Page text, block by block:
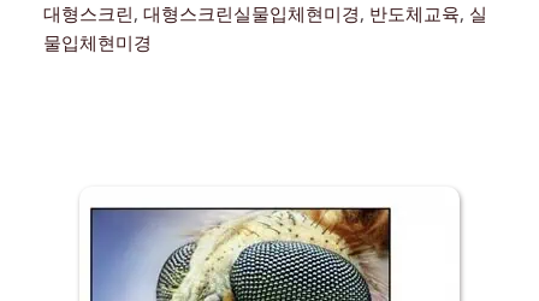
대형스크린, 대형스크린실물입체현미경, 반도체교육, 실
물입체현미경